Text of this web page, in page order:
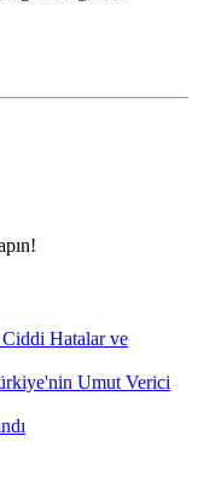
Ciddi Hatalar ve
Umut Verici